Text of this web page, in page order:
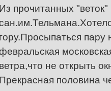
Из прочитанных
гору.Просыпаться
ветра,что не открыть
Прекрасная половина